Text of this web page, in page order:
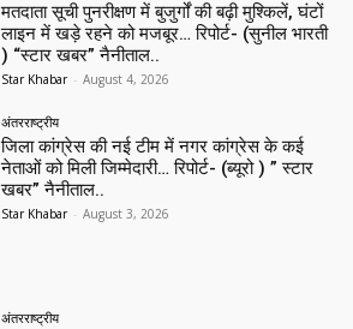
मतदाता सूची पुनरीक्षण में बुजुर्गों की बढ़ी मुश्किलें, घंटों
लाइन में खड़े रहने को मजबूर… रिपोर्ट- (सुनील भारती
) “स्टार खबर” नैनीताल..
Star Khabar - August 4, 2026
अंतरराष्ट्रीय
जिला कांग्रेस की नई टीम में नगर कांग्रेस के कई
नेताओं को मिली जिम्मेदारी… रिपोर्ट- (ब्यूरो ) ” स्टार
खबर” नैनीताल..
Star Khabar - August 3, 2026
अंतरराष्ट्रीय